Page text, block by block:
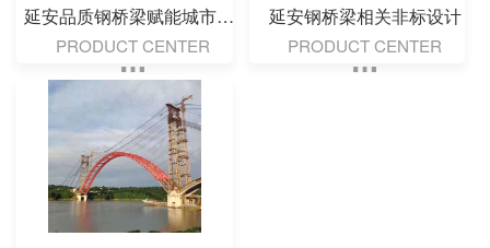
延安品质钢桥梁赋能城市建设｜钢桥梁工程匠心打造
PRODUCT CENTER
延安钢桥梁相关非标设计
PRODUCT CENTER